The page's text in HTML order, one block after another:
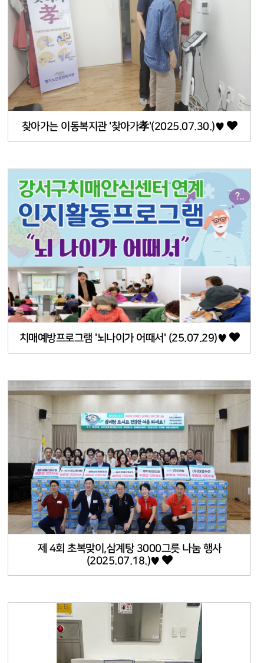
찾아가는 이동복지관 '찾아가孝'(2025.07.30.)♥
치매예방프로그램 '뇌나이가 어때서' (25.07.29)♥
제 4회 초복맞이,삼계탕 3000그릇 나눔 행사
(2025.07.18.)♥